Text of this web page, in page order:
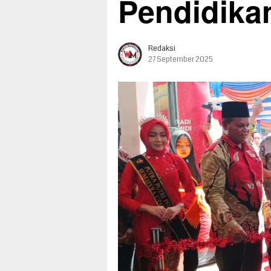
Redaksi
27 September 2025